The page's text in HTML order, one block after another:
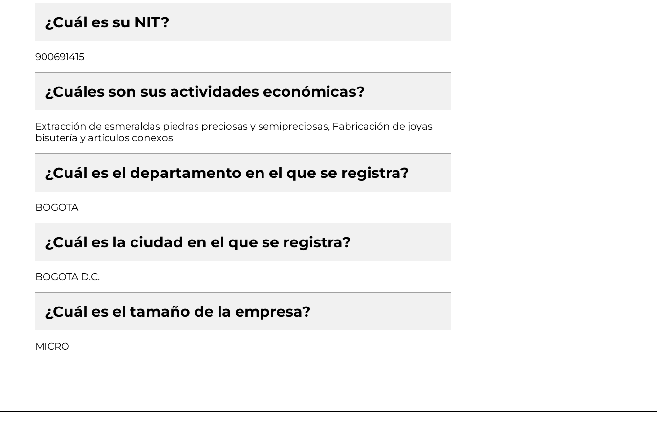
¿Cuál es su NIT?
900691415
¿Cuáles son sus actividades económicas?
Extracción de esmeraldas piedras preciosas y semipreciosas, Fabricación de joyas
bisutería y artículos conexos
¿Cuál es el departamento en el que se registra?
BOGOTA
¿Cuál es la ciudad en el que se registra?
BOGOTA D.C.
¿Cuál es el tamaño de la empresa?
MICRO